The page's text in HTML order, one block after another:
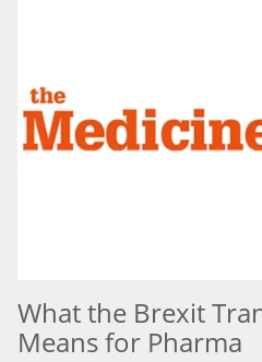
What the Brexit
Means for Pharma